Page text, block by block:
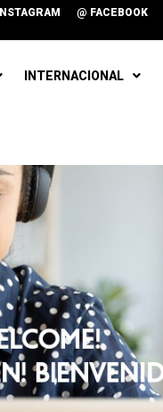
@ FACEBOOK
INTERNACIONAL